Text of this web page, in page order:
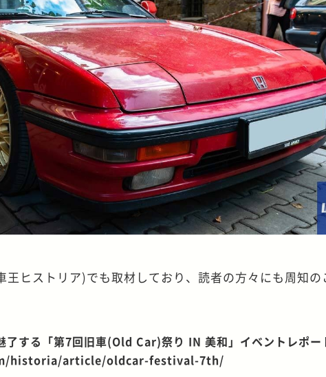
王ヒストリア)でも取材しており、読者の方々にも周知の
了する「第7回旧車(Old Car)祭り IN 美和」イベントレポー
historia/article/oldcar-festival-7th/